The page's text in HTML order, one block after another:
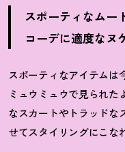
スポーティなムー
コーデに適度なヌ
スポーティなアイテムは
ミュウミュウで見られた
なスカートやトラッドな
せてスタイリングにこな